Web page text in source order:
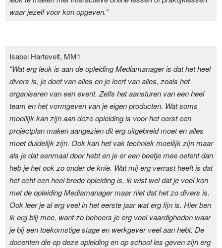
waar jezelf voor kon opgeven.”
Isabel Hartevelt, MM1
“Wat erg leuk is aan de opleiding Mediamanager is dat het heel
divers is, je doet van alles en je leert van alles, zoals het
organiseren van een event. Zelfs het aansturen van een heel
team en het vormgeven van je eigen producten. Wat soms
moeilijk kan zijn aan deze opleiding is voor het eerst een
projectplan maken aangezien dit erg uitgebreid moet en alles
moet duidelijk zijn. Ook kan het vak techniek moeilijk zijn maar
als je dat eenmaal door hebt en je er een beetje mee oefent dan
heb je het ook zo onder de knie. Wat mij erg verrast heeft is dat
het echt een heel brede opleiding is, ik wist wel dat je veel kon
met de opleiding Mediamanager maar niet dat het zo divers is.
Ook leer je al erg veel in het eerste jaar wat erg fijn is. Hier ben
ik erg blij mee, want zo beheers je erg veel vaardigheden waar
je bij een toekomstige stage en werkgever veel aan hebt. De
docenten die op deze opleiding en op school les geven zijn erg